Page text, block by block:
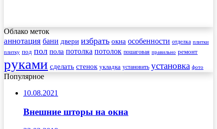
Облако меток
аннотация бани двери избрать окна особенности отделка плитки
плитку под пол пола потолка потолок пошаговая правильно ремонт
руками сделать стенок укладка установить установка фото
Популярное
10.08.2021
Внешние шторы на окна